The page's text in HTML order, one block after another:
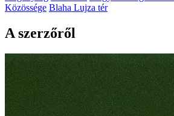
Közössége Blaha Lujza tér
A szerzőről